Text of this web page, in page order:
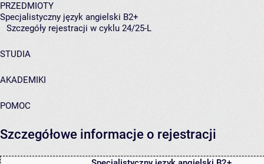
PRZEDMIOTY
Specjalistyczny język angielski B2+
Szczegóły rejestracji w cyklu 24/25-L
STUDIA
AKADEMIKI
POMOC
Szczegółowe informacje o rejestracji